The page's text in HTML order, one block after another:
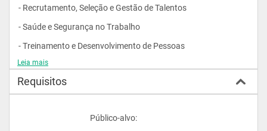
- Recrutamento, Seleção e Gestão de Talentos
- Saúde e Segurança no Trabalho
- Treinamento e Desenvolvimento de Pessoas
- Projetos em Gestão de Pessoas
- Didática do Ensino Superior
Leia mais
Requisitos
					Público-alvo: